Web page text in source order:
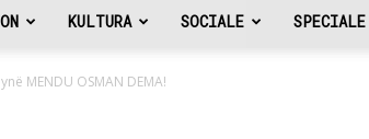
KULTURA SOCIALE SPECIALE
MENDU OSMAN DEMA!